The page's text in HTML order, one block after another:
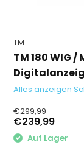
TM
TM 180 WIG
Alles anzeigen
€299,99
€239,99
Auf Lager